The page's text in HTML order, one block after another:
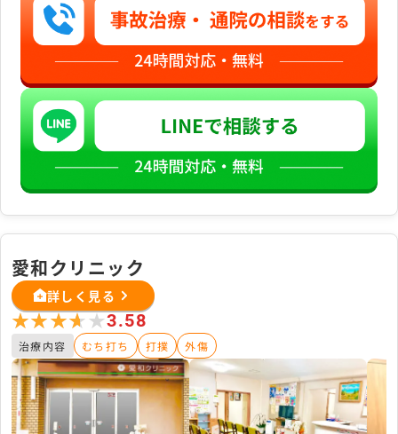
愛和クリニック
詳しく見る
★★★★★
★★★★★3.58
治療内容 むち打ち 打撲 外傷